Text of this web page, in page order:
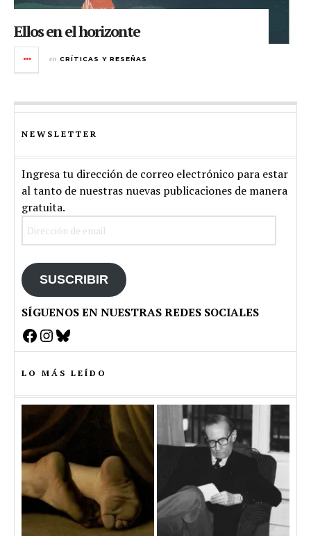
Ellos en el horizonte
en CRÍTICAS Y RESEÑAS
NEWSLETTER
Ingresa tu dirección de correo electrónico para estar
al tanto de nuestras nuevas publicaciones de manera
gratuita.
SUSCRIBIR
SÍGUENOS EN NUESTRAS REDES SOCIALES
Facebook
Instagram
Bluesky
LO MÁS LEÍDO